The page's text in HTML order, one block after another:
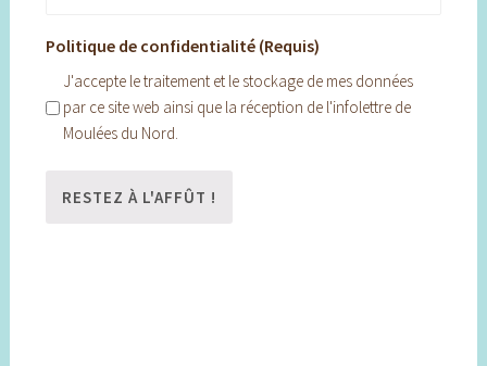
Politique de confidentialité (Requis)
J'accepte le traitement et le stockage de mes données
par ce site web ainsi que la réception de l'infolettre de
Moulées du Nord.